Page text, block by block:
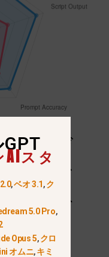
か？デ
をナビ
ジオブ
スタ
,ベオ 3.1,ク
5.0 Pro,
Opus 5,クロ
オムニ,キミ